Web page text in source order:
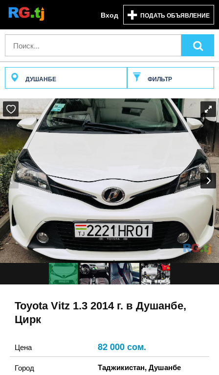
Вход ПОДАТЬ ОБЪЯВЛЕНИЕ
ДУШАНБЕ ФИЛЬТР
Toyota Vitz 1.3 2014 г. в Душанбе,
Цирк
Цена 82 000 сом.
Город Таджикистан,Душанбе